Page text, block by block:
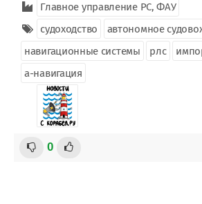
Главное управление РС, ФАУ
судоходство
автономное
навигационные системы
рлс
а-навигация
0